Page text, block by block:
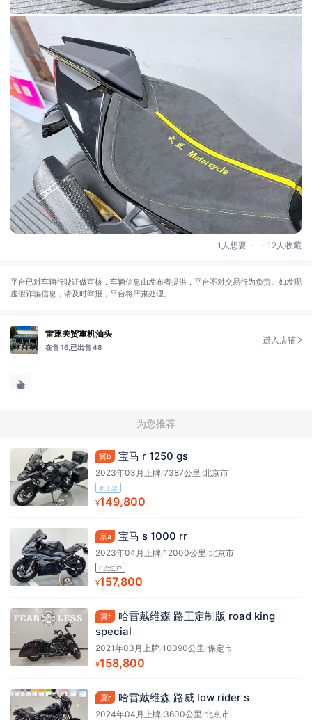
1人想要 . . 12人收藏
平台已对车辆行驶证做审核，车辆信息由发布者提供，平台不对交易行为负责。如发现
虚假诈骗信息，请及时举报，平台将严肃处理。
雷速关贸重机汕头
在售 16, 已出售 48
进入店铺
为您推荐
冀b 宝马 r 1250 gs
2023年03月上牌/7387公里/北京市
新上架
¥149,800
京a 宝马 s 1000 rr
2023年04月上牌/12000公里/北京市
0次过户
¥157,800
冀f
哈雷戴维森 路王定制版 road king
special
2021年03月上牌/10090公里 /保定市
¥158,800
冀r 哈雷戴维森 路威 low rider s
2024年04月上牌/3600公里 /北京市